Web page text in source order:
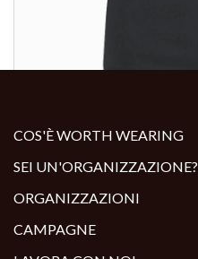
COS'È WORTH WEARING
SEI UN'ORGANIZZAZIONE?
ORGANIZZAZIONI
CAMPAGNE